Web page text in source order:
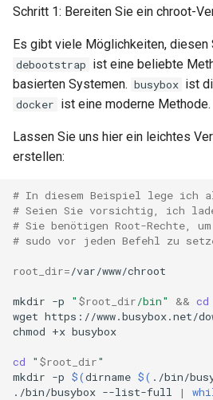
Schritt 1: Bereiten Sie ein chroot-
Es gibt viele Möglichkeiten, diesen
debootstrap ist eine beliebte
basierten Systemen. busybox ist
docker ist eine moderne Methode.
Lassen Sie uns hier ein leichtes
erstellen:
# In diesem Beispiel lege ich
# Seien Sie vorsichtig, ich lade
# Sie benötigen Root-Rechte,
# sudo vor jeden Befehl zu
root_dir=/var/www/chroot
mkdir -p " $root_dir/bin" && cd
wget https://www.busybox.net/
chmod +x busybox
cd " $root_dir"
mkdir -p $(dirname $( ./bin/
./bin/busybox --list-full |